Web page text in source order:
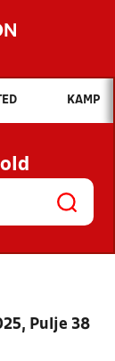
du søge efter?
NYHEDER
OG
KAMP
Pulje 38